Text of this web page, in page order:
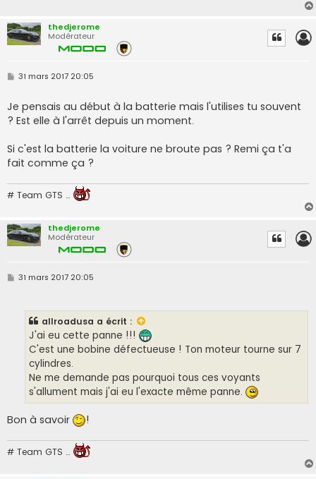
thedjerome
Modérateur
M
s
a
g
31 mars 2017 20:05
Je pensais au début à la batterie mais l'utilises tu souvent
? Est elle à l'arrêt depuis un moment.
Si c'est la batterie la voiture ne broute pas ? Remi ça t'a
fait comme ça ?
# Team GTS …
thedjerome
Modérateur
M
31 mars 2017 20:05
allroadusa a écrit :
J'ai eu cette panne !!!
C'est une bobine défectueuse ! Ton moteur tourne sur 7
cylindres.
Ne me demande pas pourquoi tous ces voyants
s'allument mais j'ai eu l'exacte même panne.
Bon à savoir !
# Team GTS …